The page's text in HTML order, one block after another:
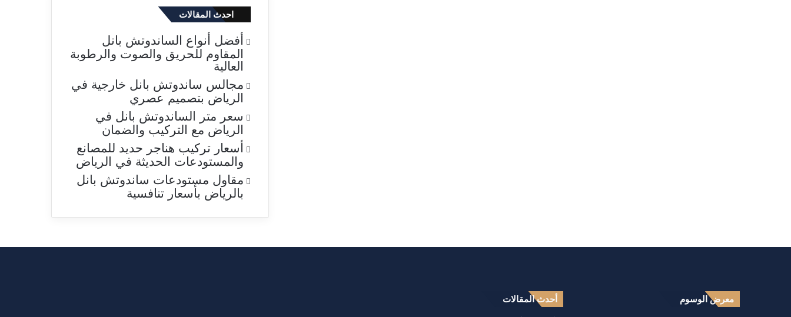
احدث المقالات
أفضل أنواع الساندوتش بانل
المقاوم للحريق والصوت والرطوبة
العالية
مجالس ساندوتش بانل خارجية في
الرياض بتصميم عصري
سعر متر الساندوتش بانل في
الرياض مع التركيب والضمان
أسعار تركيب هناجر حديد للمصانع
والمستودعات الحديثة في الرياض
مقاول مستودعات ساندوتش بانل
بالرياض بأسعار تنافسية
معرض الوسوم أحدث المقالات